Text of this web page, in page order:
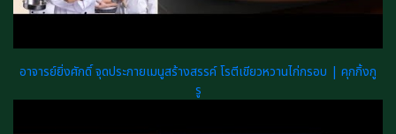
อาจารย์ยิ่งศักดิ์ จุดประกายเมนูสร้างสรรค์ โรตีเขียวหวานไก่กรอบ | คุกกิ้งกู
รู